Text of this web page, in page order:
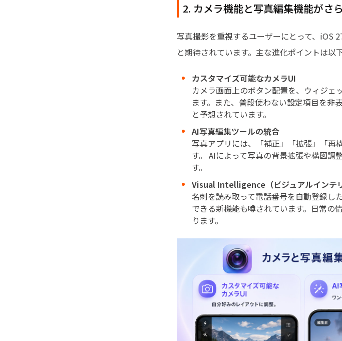
2. カメラ機能と写真編集機能がさ
写真撮影を重視するユーザーにとって、iOS
と期待されています。主な進化ポイントは以
カスタマイズ可能なカメラUI
カメラ画面上のボタン配置を、ウィジェ
ます。また、普段使わない設定項目を非
と予想されています。
AI写真編集ツールの統合
写真アプリには、「補正」「拡張」「再
す。 AIによって写真の背景拡張や構図
す。
Visual Intelligence（ビジュアルインテ
名刺を読み取って電話番号を自動登録し
できる新機能も噂されています。日常の
ります。